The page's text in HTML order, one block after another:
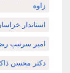
زاوه
استاندار
امیر سرتیپ
دکتر محسن